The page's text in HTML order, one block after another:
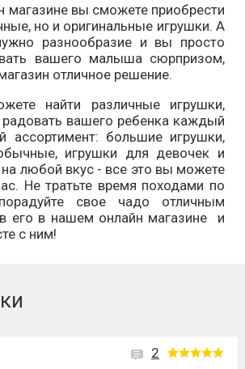
магазине вы сможете приобрести
но и оригинальные игрушки. А
разнообразие и вы просто
вашего малыша сюрпризом,
отличное решение.
найти различные игрушки,
вашего ребенка каждый
ассортимент: большие игрушки,
игрушки для девочек и
любой вкус - все это вы можете
Не тратьте время походами по
свое чадо отличным
его в нашем онлайн магазине и
с ним!
2